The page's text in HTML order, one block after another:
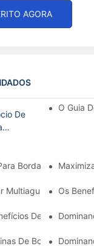
AGORA
De
O Guia
Bordado
Multiagulhas Os
De Uma
De Bordar